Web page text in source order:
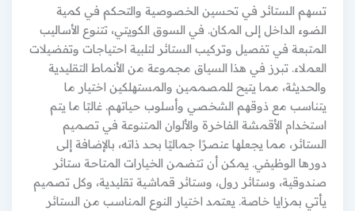
تسهم الستائر في تحسين الخصوصية والتحكم في كمية
الضوء الداخل إلى المكان. في السوق الكويتي، تتنوع الأساليب
المتبعة في تفصيل وتركيب الستائر لتلبية احتياجات وتفضيلات
العملاء. تبرز في هذا السياق مجموعة من الأنماط التقليدية
والحديثة، مما يتيح للمصممين والمستهلكين اختيار ما
يتناسب مع ذوقهم الشخصي وأسلوب حياتهم. غالبًا ما يتم
استخدام الأقمشة الفاخرة والألوان المتنوعة في تصميم
الستائر، مما يجعلها عنصرًا جماليًا بحد ذاته، بالإضافة إلى
دورها الوظيفي. يمكن أن تتضمن الخيارات المتاحة ستائر
صندوقية، وستائر رول، وستائر قماشية تقليدية، وكل تصميم
يأتي بمزايا خاصة. يعتمد اختيار النوع المناسب من الستائر